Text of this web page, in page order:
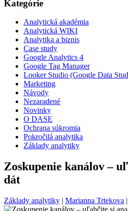
Kategórie
Analytická akadémia
Analytická WIKI
Analytika a biznis
Case study
Google Analytics 4
Google Tag Manager
Looker Studio (Google Data
Marketing
Návody
Nezaradené
Novinky
O DASE
Ochrana súkromia
Pokročilá analytika
Základy analytiky
Zoskupenie kanálov –
dát
Základy analytiky | Marianna Trtekova |